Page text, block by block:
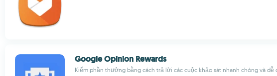
Google Opinion Rewards
Kiếm phần thưởng bằng cách trả lời các cuộc khảo sát nhanh chóng và dễ